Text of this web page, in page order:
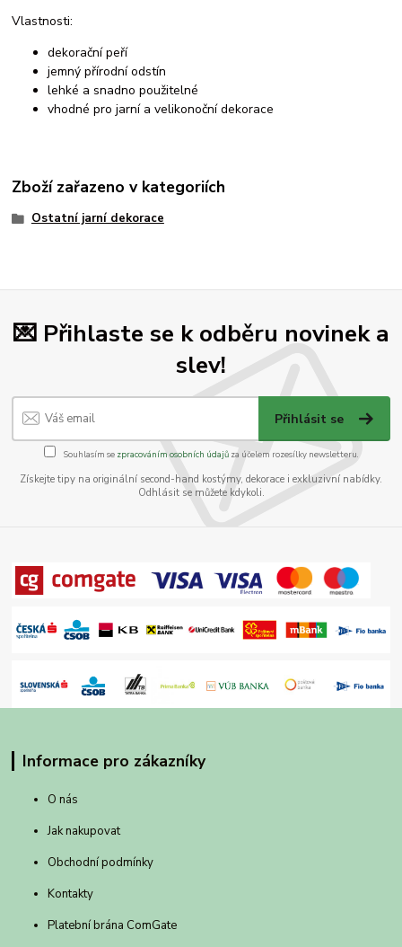
Vlastnosti:
dekorační peří
jemný přírodní odstín
lehké a snadno použitelné
vhodné pro jarní a velikonoční dekorace
Zboží zařazeno v kategoriích
Ostatní jarní dekorace
💌 Přihlaste se k odběru novinek a
slev!
Přihlásit se
Souhlasím se zpracováním osobních údajůza účelem rozesílky newsletteru.
Získejte tipy na originální second-hand kostýmy, dekorace i exkluzivní nabídky.
Odhlásit se můžete kdykoli.
Informace pro zákazníky
O nás
Jak nakupovat
Obchodní podmínky
Kontakty
Platební brána ComGate